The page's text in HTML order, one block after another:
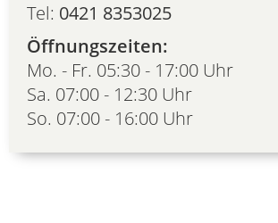
Tel: 0421 8353025
Öffnungszeiten:
Mo. - Fr. 05:30 - 17:00 Uhr
Sa. 07:00 - 12:30 Uhr
So. 07:00 - 16:00 Uhr